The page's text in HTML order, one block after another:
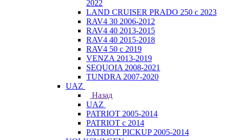
2022
LAND CRUISER PRADO 250 с 2023
RAV4 30 2006-2012
RAV4 40 2013-2015
RAV4 40 2015-2018
RAV4 50 с 2019
VENZA 2013-2019
SEQUOIA 2008-2021
TUNDRA 2007-2020
UAZ
Назад
UAZ
PATRIOT 2005-2014
PATRIOT с 2014
PATRIOT PICKUP 2005-2014